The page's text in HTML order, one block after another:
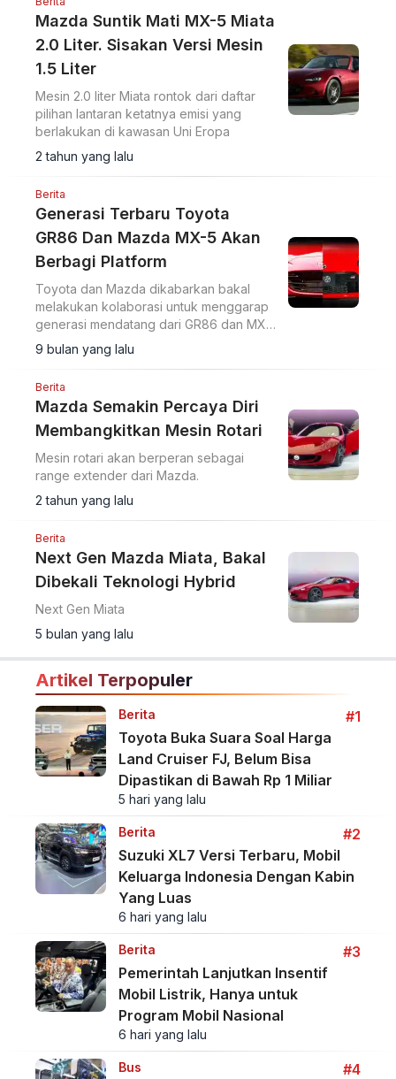
Mazda Suntik Mati MX-5 Miata
2.0 Liter. Sisakan Versi Mesin
1.5 Liter
Mesin 2.0 liter Miata rontok dari daftar
pilihan lantaran ketatnya emisi yang
berlakukan di kawasan Uni Eropa
2 tahun yang lalu
Berita
Generasi Terbaru Toyota
GR86 Dan Mazda MX-5 Akan
Berbagi Platform
Toyota dan Mazda dikabarkan bakal
melakukan kolaborasi untuk menggarap
generasi mendatang dari GR86 dan MX-
5.
9 bulan yang lalu
Berita
Mazda Semakin Percaya Diri
Membangkitkan Mesin Rotari
Mesin rotari akan berperan sebagai
range extender dari Mazda.
2 tahun yang lalu
Berita
Next Gen Mazda Miata, Bakal
Dibekali Teknologi Hybrid
Next Gen Miata
5 bulan yang lalu
Artikel Terpopuler
Berita
#1
Toyota Buka Suara Soal Harga
Land Cruiser FJ, Belum Bisa
Dipastikan di Bawah Rp 1 Miliar
5 hari yang lalu
Berita
#2
Suzuki XL7 Versi Terbaru, Mobil
Keluarga Indonesia Dengan Kabin
Yang Luas
6 hari yang lalu
Berita
#3
Pemerintah Lanjutkan Insentif
Mobil Listrik, Hanya untuk
Program Mobil Nasional
6 hari yang lalu
Bus
#4